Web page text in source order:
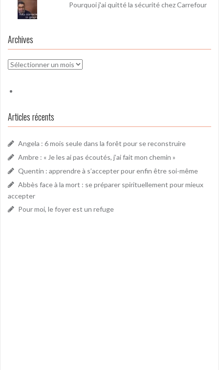
Pourquoi j'ai quitté la sécurité chez Carrefour
Archives
Archives
Articles récents
Angela : 6 mois seule dans la forêt pour se reconstruire
Ambre : « Je les ai pas écoutés, j’ai fait mon chemin »
Quentin : apprendre à s’accepter pour enfin être soi-même
Abbès face à la mort : se préparer spirituellement pour mieux
accepter
Pour moi, le foyer est un refuge